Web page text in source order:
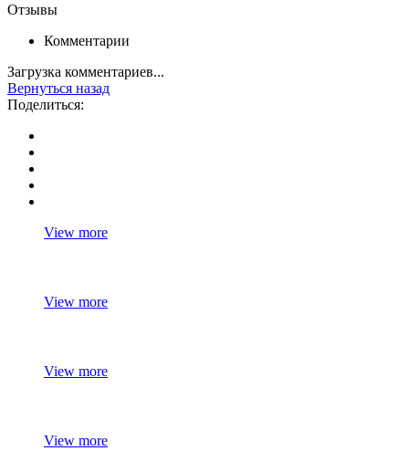
Отзывы
Комментарии
Загрузка комментариев...
Вернуться назад
Поделиться:
View more
View more
View more
View more